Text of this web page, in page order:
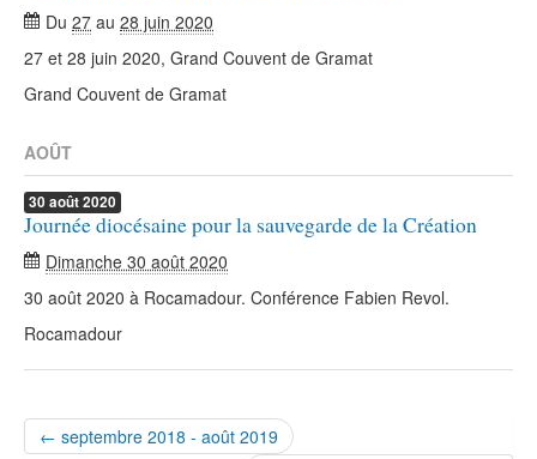
Du 27 au 28 juin 2020
27 et 28 juin 2020, Grand Couvent de Gramat
Grand Couvent de Gramat
AOÛT
30 août2020
Journée diocésaine pour la sauvegarde de la Création
Dimanche 30 août 2020
30 août 2020 à Rocamadour. Conférence Fabien Revol.
Rocamadour
← septembre 2018 - août 2019